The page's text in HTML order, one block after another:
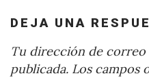
DEJA UNA
Tu dirección de
publicada. Los campos